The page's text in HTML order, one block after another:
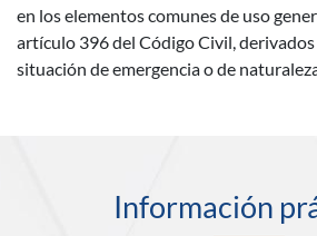
en los elementos comunes de uso
artículo 396 del Código Civil,
situación de emergencia o de
Información